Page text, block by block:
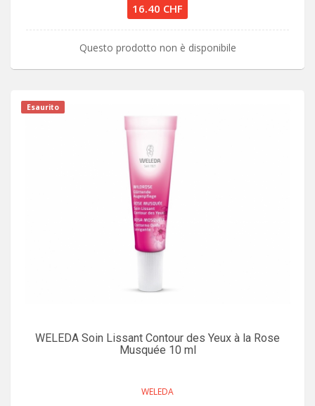
16.40 CHF
Questo prodotto non è disponibile
Esaurito
WELEDA Soin Lissant Contour des Yeux à la Rose
Musquée 10 ml
WELEDA